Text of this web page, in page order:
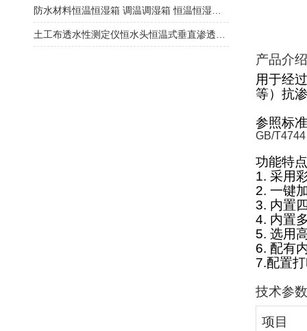
产品介
用于经
等）抗
参照标
GB/T4744
功能特
1. 采用
2. 一键
3. 内置
4. 内置
5. 选用
6. 配有
7.配置
技术参
项目